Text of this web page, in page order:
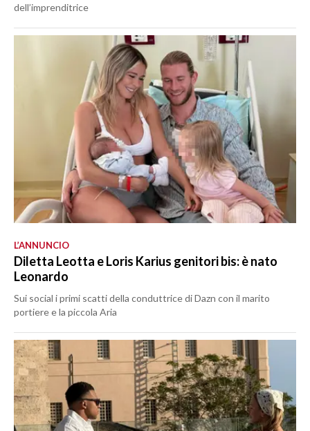
dell’imprenditrice
L’ANNUNCIO
Diletta Leotta e Loris Karius genitori bis: è nato
Leonardo
Sui social i primi scatti della conduttrice di Dazn con il marito
portiere e la piccola Aria